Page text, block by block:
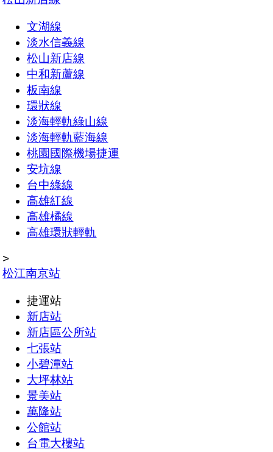
文湖線
淡水信義線
松山新店線
中和新蘆線
板南線
環狀線
淡海輕軌綠山線
淡海輕軌藍海線
桃園國際機場捷運
安坑線
台中綠線
高雄紅線
高雄橘線
高雄環狀輕軌
>
松江南京站
捷運站
新店站
新店區公所站
七張站
小碧潭站
大坪林站
景美站
萬隆站
公館站
台電大樓站